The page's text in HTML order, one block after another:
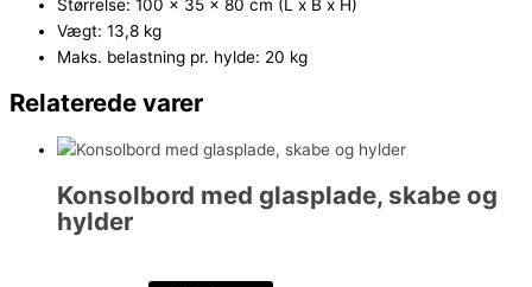
Størrelse: 100 x 35 x 80 cm (L x B x H)
Vægt: 13,8 kg
Maks. belastning pr. hylde: 20 kg
Relaterede varer
Konsolbord med glasplade, skabe og
hylder